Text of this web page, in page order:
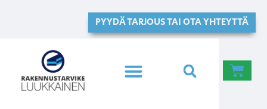
PYYDÄ TARJOUS TAI OTA YHTEYTTÄ